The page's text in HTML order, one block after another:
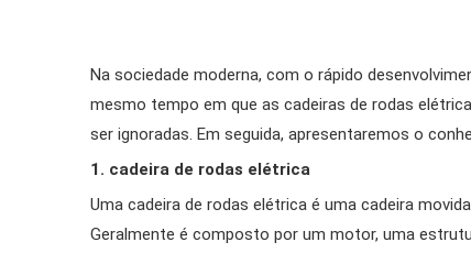
Na sociedade moderna, com o rápido
mesmo tempo em que as cadeiras de rodas
ser ignoradas. Em seguida, apresentaremos o
1. cadeira de rodas elétrica
Uma cadeira de rodas elétrica é uma cadeira
Geralmente é composto por um motor, uma